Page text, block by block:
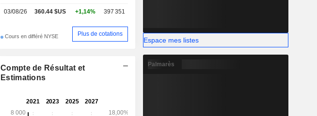
des alimentations électriques, et autres.
03/08/26 360.44 $US +1,14% 397 351
Cours en différé NYSE Plus de cotations
Compte de Résultat et
Estimations
Espace mes listes
Palmarès